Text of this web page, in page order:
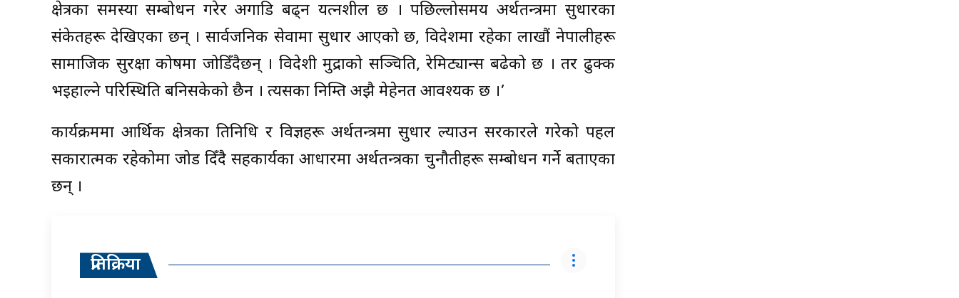
क्षेत्रका समस्या सम्बोधन गरेर अगाडि बढ्न प्रयत्नशील छ । पछिल्लोसमय अर्थतन्त्रमा सुधारका
संकेतहरू देखिएका छन् । सार्वजनिक सेवामा सुधार आएको छ, विदेशमा रहेका लाखौं नेपालीहरू
सामाजिक सुरक्षा कोषमा जोडिँदैछन् । विदेशी मुद्राको सञ्चिति, रेमिट्यान्स बढेको छ । तर ढुक्क
भइहाल्ने परिस्थिति बनिसकेको छैन । त्यसका निम्ति अझै मेहेनत आवश्यक छ ।’
कार्यक्रममा आर्थिक क्षेत्रका प्रतिनिधि र विज्ञहरू अर्थतन्त्रमा सुधार ल्याउन सरकारले गरेको पहल
सकारात्मक रहेकोमा जोड दिँदै सहकार्यका आधारमा अर्थतन्त्रका चुनौतीहरू सम्बोधन गर्ने बताएका
छन् ।
प्रतिक्रिया